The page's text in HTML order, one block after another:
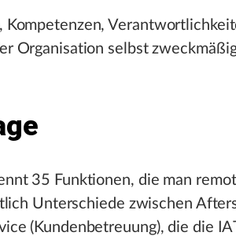
Kompetenzen,
Organisation selbst
35 Funktionen, die man
Unterschiede zwischen
(Kundenbetreuung), die die